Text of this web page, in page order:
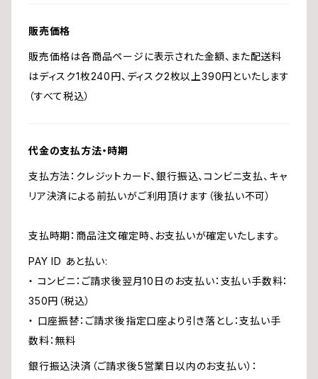
販売価格
販売価格は各商品ページに表示された金額、また配送料
はディスク1枚240円、ディスク2枚以上390円といたします
（すべて税込）
代金の支払方法・時期
支払方法：クレジットカード、銀行振込、コンビニ支払、キャ
リア決済による前払いがご利用頂けます（後払い不可）
支払時期：商品注文確定時、お支払いが確定いたします。
PAY ID あと払い:
・ コンビニ：ご請求後翌月10日のお支払い：支払い手数料：
350円（税込）
・ 口座振替：ご請求後指定口座より引き落とし：支払い手
数料：無料
銀行振込決済（ご請求後5営業日以内のお支払い）：